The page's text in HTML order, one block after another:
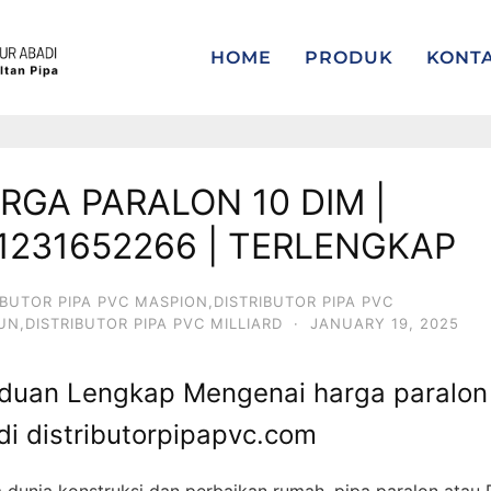
HOME PRODUK
PARALON 10 DIM |
| TERLENGKAP
PIPA PVC MASPION,DISTRIBUTOR PIPA PVC
PIPA PVC MILLIARD
· JANUARY 19, 2025
Lengkap Mengenai harga paralon
distributorpipapvc.com